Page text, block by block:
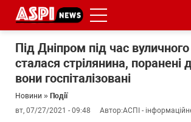
Під Дніпром під час
сталася стрілянина, поранені
вони госпіталізовані
Новини » Події
вт, 07/27/2021 - 09:48
Автор:АСПІ -